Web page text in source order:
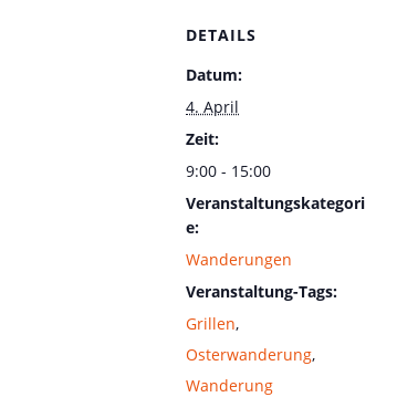
DETAILS
Datum:
4. April
Zeit:
9:00 - 15:00
Veranstaltungskategori
e:
Wanderungen
Veranstaltung-Tags:
Grillen,
Osterwanderung,
Wanderung